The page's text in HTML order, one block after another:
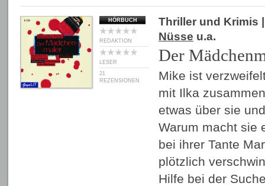
HÖRBUCH
REDAKTION
LESER
21
REZENSIONEN
Thriller und Krimis
Nüsse u.a.
Der
Mike ist
mit Ilka
etwas über sie
Warum macht sie
bei ihrer Tante
plötzlich
Hilfe bei der